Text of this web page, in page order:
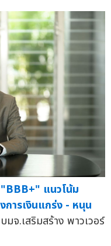
แนวโน้ม
ารเงินแกร่ง - หนุน
จ.เสริมสร้าง พาวเวอร์